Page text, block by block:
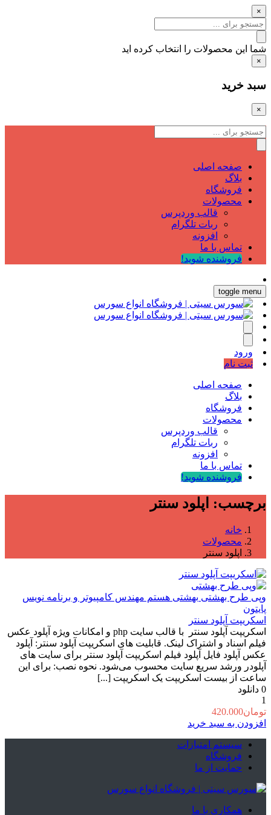
×
شما این محصولات را انتخاب کرده اید
×
سبد خرید
×
صفحه اصلی
بلاگ
فروشگاه
محصولات
قالب وردپرس
ربات تلگرام
افزونه
تماس با ما
فروشنده شوید!
toggle menu
ورود
ثبت نام
صفحه اصلی
بلاگ
فروشگاه
محصولات
قالب وردپرس
ربات تلگرام
افزونه
تماس با ما
فروشنده شوید!
برچسب: اپلود سنتر
خانه
محصولات
اپلود سنتر
وپی طرح بهشتی بهشتی هستم مهندس کامپیوتر و برنامه نویس
پایتون
اسکریپت آپلود سنتر
اسکریپت آپلود سنتر با قالب سایت php و امکانات ویژه آپلود عکس
فیلم اسناد و اشتراک لینک. قابلیت های اسکریپت آپلود سنتر: آپلود
عکس آپلود فایل آپلود فیلم اسکریپت آپلود سنتر برای سایت های
آپلودر ورشد سریع سایت محسوب می‌شود. نحوه نصب: برای این
ساعت از بیست اسکریپت یک اسکریپت [...]
0 دانلود
1
تومان420.000
افزودن به سبد خرید
سیستم امتیازات
فروشگاه
حمایت از ما
همکاری با ما